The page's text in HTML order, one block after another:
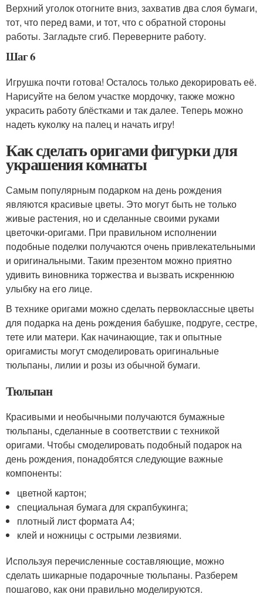
Верхний уголок отогните вниз, захватив два слоя бумаги,
тот, что перед вами, и тот, что с обратной стороны
работы. Загладьте сгиб. Переверните работу.
Шаг 6
Игрушка почти готова! Осталось только декорировать её.
Нарисуйте на белом участке мордочку, также можно
украсить работу блёстками и так далее. Теперь можно
надеть куколку на палец и начать игру!
Как сделать оригами фигурки для
украшения комнаты
Самым популярным подарком на день рождения
являются красивые цветы. Это могут быть не только
живые растения, но и сделанные своими руками
цветочки-оригами. При правильном исполнении
подобные поделки получаются очень привлекательными
и оригинальными. Таким презентом можно приятно
удивить виновника торжества и вызвать искреннюю
улыбку на его лице.
В технике оригами можно сделать первоклассные цветы
для подарка на день рождения бабушке, подруге, сестре,
тете или матери. Как начинающие, так и опытные
оригамисты могут смоделировать оригинальные
тюльпаны, лилии и розы из обычной бумаги.
Тюльпан
Красивыми и необычными получаются бумажные
тюльпаны, сделанные в соответствии с техникой
оригами. Чтобы смоделировать подобный подарок на
день рождения, понадобятся следующие важные
компоненты:
цветной картон;
специальная бумага для скрапбукинга;
плотный лист формата А4;
клей и ножницы с острыми лезвиями.
Используя перечисленные составляющие, можно
сделать шикарные подарочные тюльпаны. Разберем
пошагово, как они правильно моделируются.